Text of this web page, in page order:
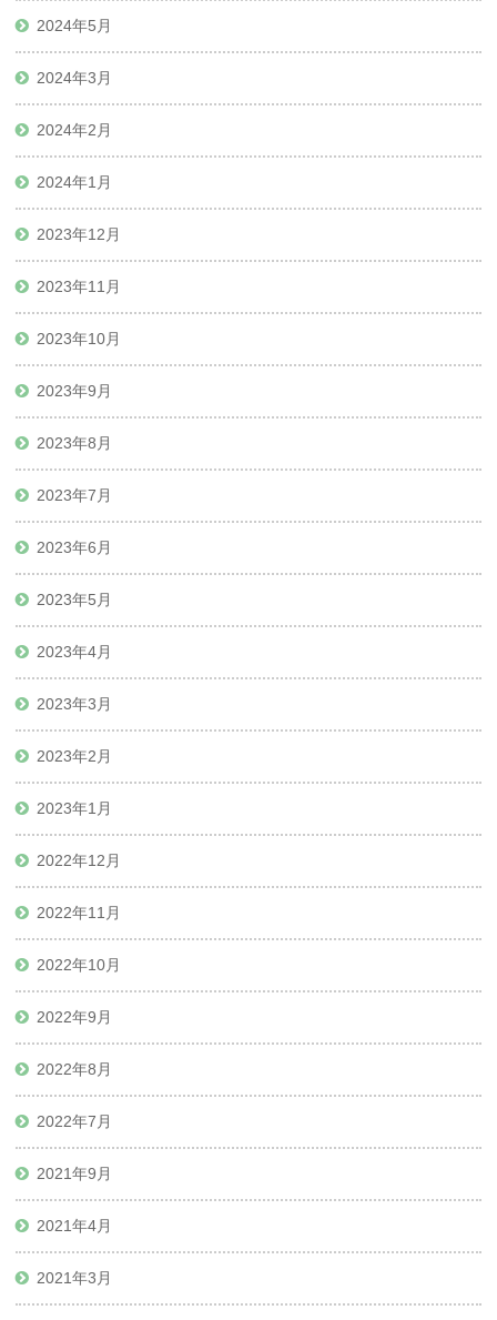
2024年5月
2024年3月
2024年2月
2024年1月
2023年12月
2023年11月
2023年10月
2023年9月
2023年8月
2023年7月
2023年6月
2023年5月
2023年4月
2023年3月
2023年2月
2023年1月
2022年12月
2022年11月
2022年10月
2022年9月
2022年8月
2022年7月
2021年9月
2021年4月
2021年3月